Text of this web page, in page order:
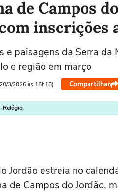
de Campos
inscrições
e paisagens da Serra
e região em março
3/2026 às 15h18) Compartilhar
Relógio
Jordão estreia no
de Campos do Jordão,